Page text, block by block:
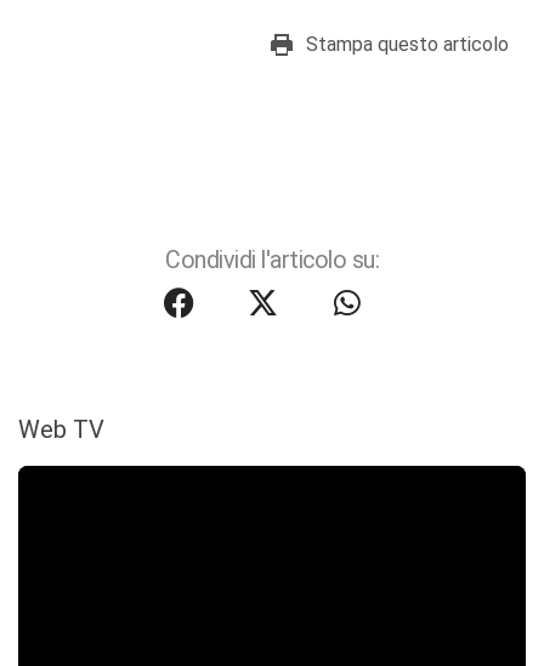
Stampa questo articolo
Condividi l'articolo su:
Web TV